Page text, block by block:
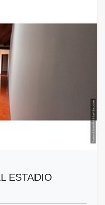
ESTADIO